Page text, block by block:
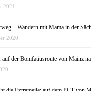
2021
– Wandern mit Mama in der
2020
auf der Bonifatiusroute von Mainz